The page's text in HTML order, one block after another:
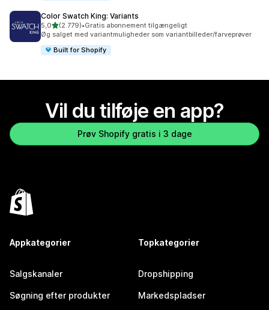
Color Swatch King: Variants
5,0ud af 5 stjerner
(2.779)
2779 anmeldelser i alt
•Gratis abonnement tilgængeligt
Øg salget med variantmuligheder som variantbilleder/farveprøver
Built for Shopify
Vil du tilføje en app?
Prøv Shopify gratis i 3 dage
Appkategorier
Salgskanaler
Søgning efter produkter
Topkategorier
Dropshipping
Markedspladser